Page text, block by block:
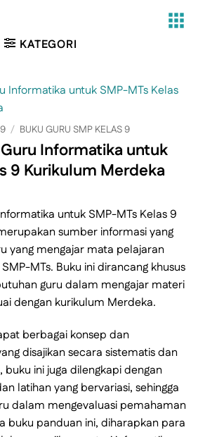
KATEGORI
/ BUKU GURU SMP KELAS 9
Informatika untuk
9 Kurikulum Merdeka
untuk SMP-MTs Kelas 9
sumber informasi yang
yang mengajar mata pelajaran
MTs. Buku ini dirancang khusus
guru dalam mengajar materi
dengan kurikulum Merdeka.
berbagai konsep dan
disajikan secara sistematis dan
ini juga dilengkapi dengan
latihan yang bervariasi, sehingga
dalam mengevaluasi pemahaman
buku panduan ini, diharapkan para